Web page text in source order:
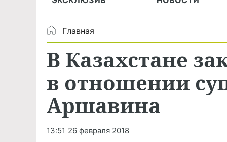
Главная
В Казахстане
в отношении
Аршавина
13:51 26 февраля 2018